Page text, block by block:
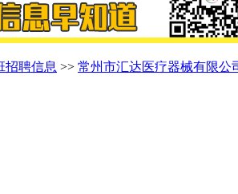
招聘信息 >> 常州市汇达医疗器械有限公